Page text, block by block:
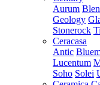
Aurum
Geology
Stonerock
Ceracasa
Antic
Lucentum
Soho Solei